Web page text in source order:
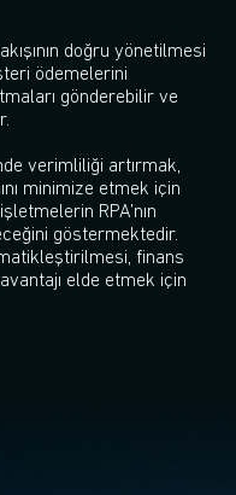
doğru yönetilmesi
ödemelerini
gönderebilir ve
verimliliği artırmak,
minimize etmek için
RPA’nın
göstermektedir.
finans
elde etmek için